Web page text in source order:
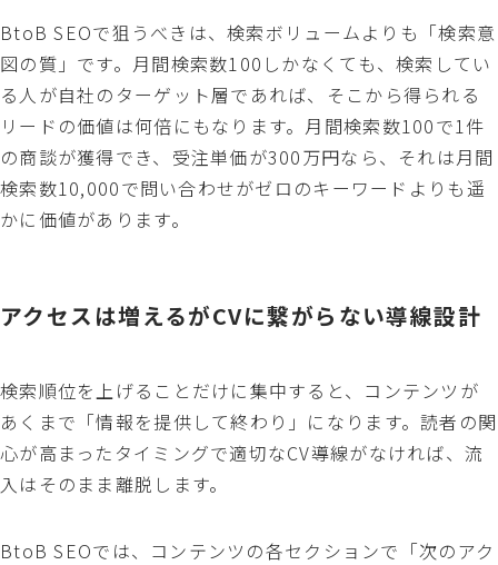
BtoB SEOで狙うべきは、検索ボリュームよりも「検索意
図の質」です。月間検索数100しかなくても、検索してい
る人が自社のターゲット層であれば、そこから得られる
リードの価値は何倍にもなります。月間検索数100で1件
の商談が獲得でき、受注単価が300万円なら、それは月間
検索数10,000で問い合わせがゼロのキーワードよりも遥
かに価値があります。
アクセスは増えるがCVに繋がらない導線設計
検索順位を上げることだけに集中すると、コンテンツが
あくまで「情報を提供して終わり」になります。読者の関
心が高まったタイミングで適切なCV導線がなければ、流
入はそのまま離脱します。
BtoB SEOでは、コンテンツの各セクションで「次のアク